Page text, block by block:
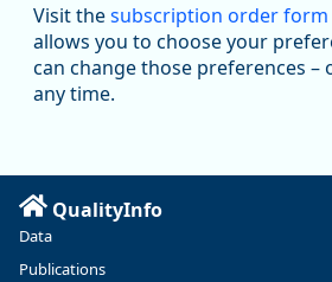
https://ow.ly/ZNf850ZwFPG
Visit thesubscription order form
allows you to choose your
can change those preferences –
any time.
QualityInfo
Data
Publications